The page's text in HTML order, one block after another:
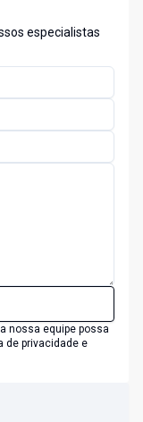
especialistas
nossa equipe possa
de privacidade e